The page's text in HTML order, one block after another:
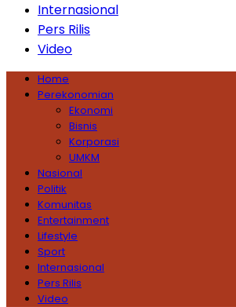
Internasional
Pers Rilis
Video
Home
Perekonomian
Ekonomi
Bisnis
Korporasi
UMKM
Nasional
Politik
Komunitas
Entertainment
Lifestyle
Sport
Internasional
Pers Rilis
Video